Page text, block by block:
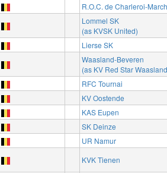
R.O.C. de Charleroi-
Lommel SK
(as KVSK United)
Lierse SK
Waasland-Beveren
(as KV Red Star
RFC Tournai
KV Oostende
KAS Eupen
SK Deinze
UR Namur
KVK Tienen